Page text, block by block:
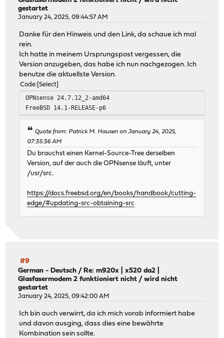
gestartet
January 24, 2025, 09:44:57 AM
Danke für den Hinweis und den Link, da schaue ich mal
rein.
Ich hatte in meinem Ursprungspost vergessen, die
Version anzugeben, das habe ich nun nachgezogen. Ich
benutze die aktuellste Version.
Code Select
OPNsense 24.7.12_2-amd64
FreeBSD 14.1-RELEASE-p6
Quote from: Patrick M. Hausen on January 24, 2025,
07:35:36 AM
Du brauchst einen Kernel-Source-Tree derselben
Version, auf der auch die OPNsense läuft, unter
/usr/src.
https://docs.freebsd.org/en/books/handbook/cutting-
edge/#updating-src-obtaining-src
#9
German - Deutsch /Re: m920x | x520 da2 |
Glasfasermodem 2 funktioniert nicht / wird nicht
gestartet
January 24, 2025, 09:42:00 AM
Ich bin auch verwirrt, da ich mich vorab informiert habe
und davon ausging, dass dies eine bewährte
Kombination sein sollte.